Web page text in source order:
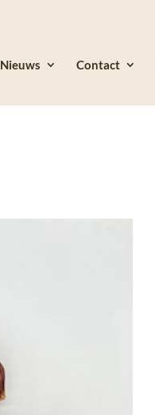
Nieuws Contact